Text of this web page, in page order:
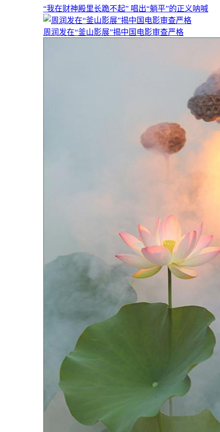
“我在财神殿里长跪不起” 唱出“躺平”的正义呐喊
周润发在“釜山影展”揭中国电影审查严格